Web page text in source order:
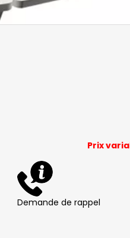
Prix
Demande de rappel